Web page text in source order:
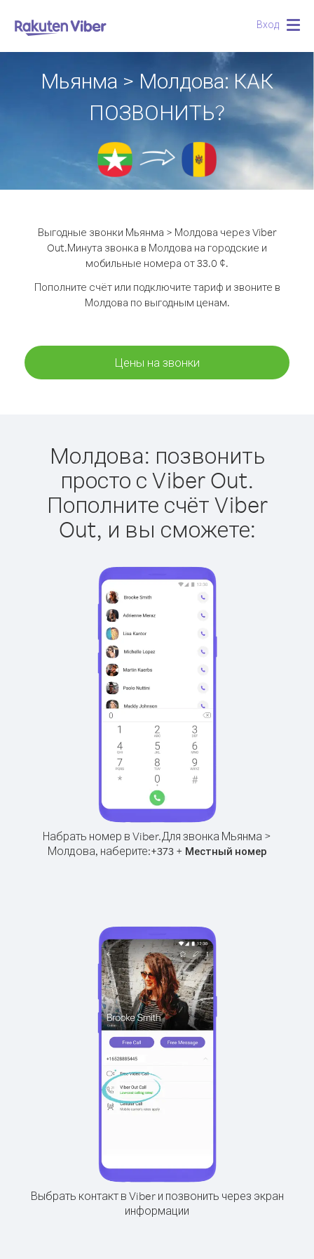
Вход
Мьянма > Молдова: КАК
ПОЗВОНИТЬ?
Выгодные звонки Мьянма > Молдова через Viber
Out.Минута звонка в Молдова на городские и
мобильные номера от 33.0 ¢.
Пополните счёт или подключите тариф и звоните в
Молдова по выгодным ценам.
Цены на звонки
Молдова: позвонить
просто с Viber Out.
Пополните счёт Viber
Out, и вы сможете:
Набрать номер в Viber.Для звонка Мьянма >
Молдова, наберите:+373+ Местный номер
Выбрать контакт в Viber и позвонить через экран
информации